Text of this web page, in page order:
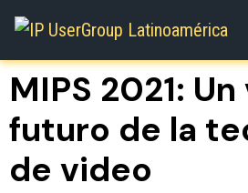
MIPS 2021:
futuro de la
de video